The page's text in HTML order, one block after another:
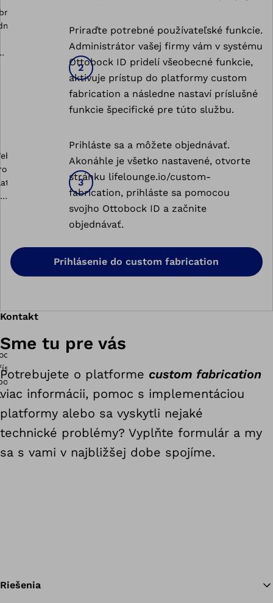
Priraďte potrebné používateľské funkcie.
Administrátor vašej firmy vám v systému
Ottobock ID pridelí všeobecné funkcie,
aktivuje prístup do platformy custom
fabrication a následne nastaví príslušné
funkcie špecifické pre túto službu.
Prihláste sa a môžete objednávať.
Akonáhle je všetko nastavené, otvorte
stránku lifelounge.io/custom-
fabrication, prihláste sa pomocou
svojho Ottobock ID a začnite
objednávať.
Prihlásenie do custom fabrication
Kontakt
Sme tu pre vás
Potrebujete o platforme custom fabrication
viac informácii, pomoc s implementáciou
platformy alebo sa vyskytli nejaké
technické problémy? Vyplňte formulár a my
sa s vami v najbližšej dobe spojíme.
Riešenia